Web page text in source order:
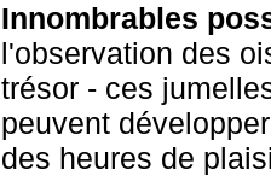
Innombrables
l'observation des
trésor - ces
peuvent
des heures de